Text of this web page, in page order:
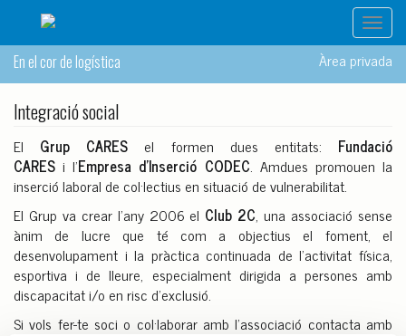
En el cor de logística Àrea privada
Integració social
El Grup CARES el formen dues entitats: Fundació
CARESi l’Empresa d’Inserció CODEC. Amdues promouen la
inserció laboral de col·lectius en situació de vulnerabilitat.
El Grup va crear l'any 2006 el Club 2C, una associació sense
ànim de lucre que té com a objectius el foment, el
desenvolupament i la pràctica continuada de l'activitat física,
esportiva i de lleure, especialment dirigida a persones amb
discapacitat i/o en risc d'exclusió.
Si vols fer-te soci o col·laborar amb l'associació contacta amb